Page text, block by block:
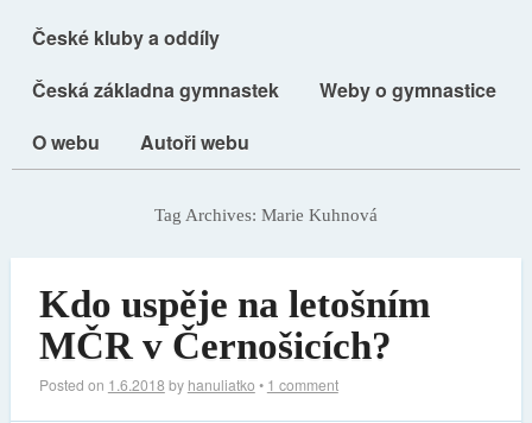
České kluby a oddíly
Česká základna gymnastek
Weby o gymnastice
O webu
Autoři webu
Tag Archives: Marie Kuhnová
Kdo uspěje na letošním
MČR v Černošicích?
Posted on 1.6.2018 by hanuliatko • 1 comment